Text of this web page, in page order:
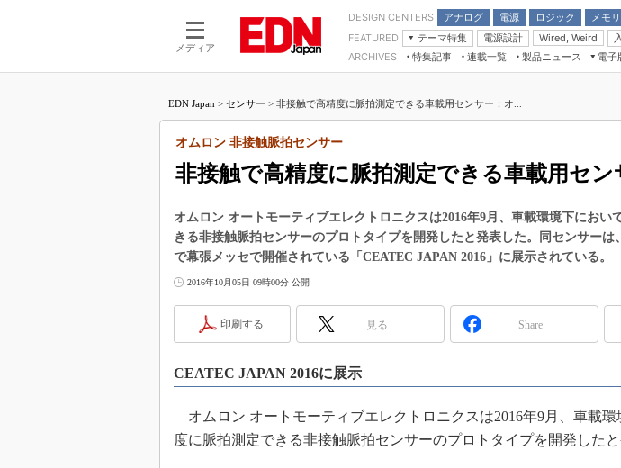
メディア
DESIGN CENTERS アナログ
電源
モーター
ロジック
LSI
メモリ
受動部品
FEATURED
テーマ特集
つながるクルマ
エレクトロニクス入門
医療エレ（EE Times Japan）
製品解剖（EE Times Japan）
電源設計 Wired, Weird
モーター入門マイコン講座 計測機器
ARCHIVES 特集記事
連載一覧
マイクロプロセッサ懐古録
中堅技術者に贈る電子部品“徹底”活
用講座
たった2つの式で始めるDC/DCコン
バーターの設計
DC-DCコンバーター活用講座
Wired, Weird
高速シリアル伝送技術講座
アナログ設計のきほん／ADCとノイ
めざせ高効率！ モーター駆動入門講
座
製品ニュース
電子
電子ブックレット
EDN Japan > センサー > 非接触で高精度に脈拍測定できる車載用センサー：オ...
非接触で高精度に脈拍測定できる車載用セン
オムロン 非接触脈拍センサー
オムロン オートモーティブエレクトロニクスは2016年9月、車載環境下におい
きる非接触脈拍センサーのプロトタイプを開発したと発表した。同センサーは
で幕張メッセで開催されている「CEATEC JAPAN 2016」に展示されている。
2016年10月05日 09時00分 公開
印刷する 見る Share
CEATEC JAPAN 2016に展示
オムロン オートモーティブエレクトロニクスは2016年9月、車載
度に脈拍測定できる非接触脈拍センサーのプロトタイプを開発したと